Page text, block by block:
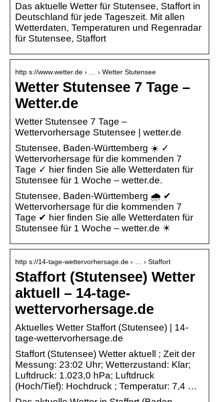
Das aktuelle Wetter für Stutensee, Staffort in
Deutschland für jede Tageszeit. Mit allen
Wetterdaten, Temperaturen und Regenradar
für Stutensee, Staffort
http s://www.wetter.de › … › Wetter Stutensee
Wetter Stutensee 7 Tage –
Wetter.de
Wetter Stutensee 7 Tage –
Wettervorhersage Stutensee | wetter.de
Stutensee, Baden-Württemberg ☀️ ✓
Wettervorhersage für die kommenden 7
Tage ✓ hier finden Sie alle Wetterdaten für
Stutensee für 1 Woche – wetter.de.
Stutensee, Baden-Württemberg 🌧️ ✔
Wettervorhersage für die kommenden 7
Tage ✔ hier finden Sie alle Wetterdaten für
Stutensee für 1 Woche – wetter.de ☀
http s://14-tage-wettervorhersage.de › … › Staffort
Staffort (Stutensee) Wetter
aktuell – 14-tage-
wettervorhersage.de
Aktuelles Wetter Staffort (Stutensee) | 14-
tage-wettervorhersage.de
Staffort (Stutensee) Wetter aktuell ; Zeit der
Messung: 23:02 Uhr; Wetterzustand: Klar;
Luftdruck: 1.023,0 hPa; Luftdruck
(Hoch/Tief): Hochdruck ; Temperatur: 7,4 …